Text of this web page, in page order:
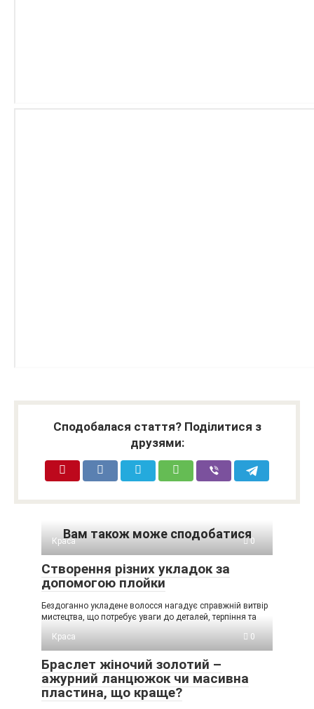
Сподобалася стаття? Поділитися з
друзями:
Вам також може сподобатися
Краса 0
Створення різних укладок за
допомогою плойки
Бездоганно укладене волосся нагадує справжній витвір
мистецтва, що потребує уваги до деталей, терпіння та
Краса
0
Браслет жіночий золотий –
ажурний ланцюжок чи масивна
пластина, що краще?